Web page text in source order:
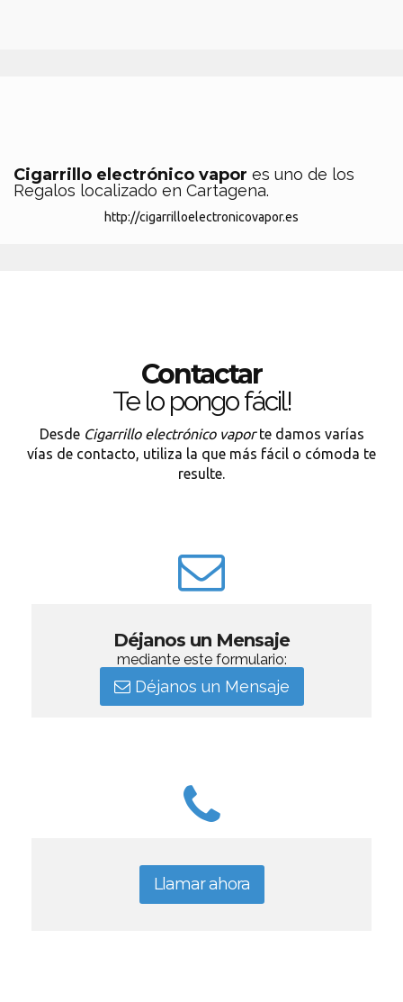
Cigarrillo electrónico vapor es uno de los
Regalos localizado en Cartagena.
http://cigarrilloelectronicovapor.es
Contactar
Te lo pongo fácil!
Desde Cigarrillo electrónico vaporte damos varías
vías de contacto, utiliza la que más fácil o cómoda te
resulte.
Déjanos un Mensaje
mediante este formulario:
Déjanos un Mensaje
Llamar ahora